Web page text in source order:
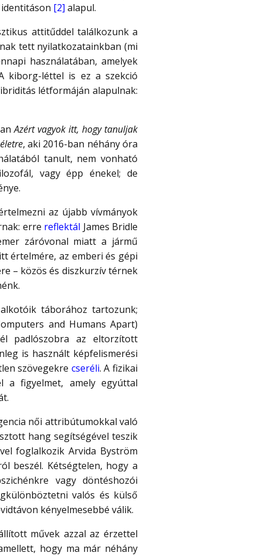
[2] alapul.
attitűddel találkozunk a
tett nyilatkozatainkban (mi
használatában, amelyek
kiborg-léttel is ez a szekció
létformáján alapulnak:
Azért vagyok itt, hogy tanuljak
életre, aki 2016-ban néhány óra
tanult, nem vonható
vagy épp énekel; de
az újabb vívmányok
erre reflektál James Bridle
záróvonal miatt a jármű
értelmére, az emberi és gépi
– közös és diszkurzív térnek
táborához tartozunk;
and Humans Apart)
padlószobra az eltorzított
is használt képfelismerési
szövegekre cseréli. A fizikai
a figyelmet, amely egyúttal
női attribútumokkal való
hang segítségével teszik
foglalkozik Arvida Byström
beszél. Kétségtelen, hogy a
vagy döntéshozói
valós és külső
kényelmesebbé válik.
művek azzal az érzettel
hogy ma már néhány